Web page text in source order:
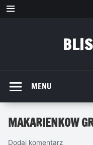
Przejdź
MENU
MAKARIENKOW
Dodaj komentarz